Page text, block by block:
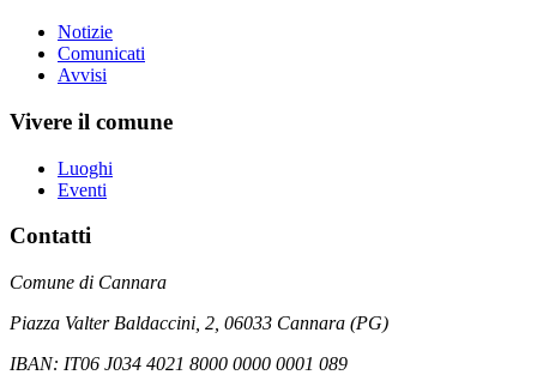
Notizie
Comunicati
Avvisi
Vivere il comune
Luoghi
Eventi
Contatti
Comune di Cannara
Piazza Valter Baldaccini, 2, 06033 Cannara (PG)
IBAN: IT06 J034 4021 8000 0000 0001 089